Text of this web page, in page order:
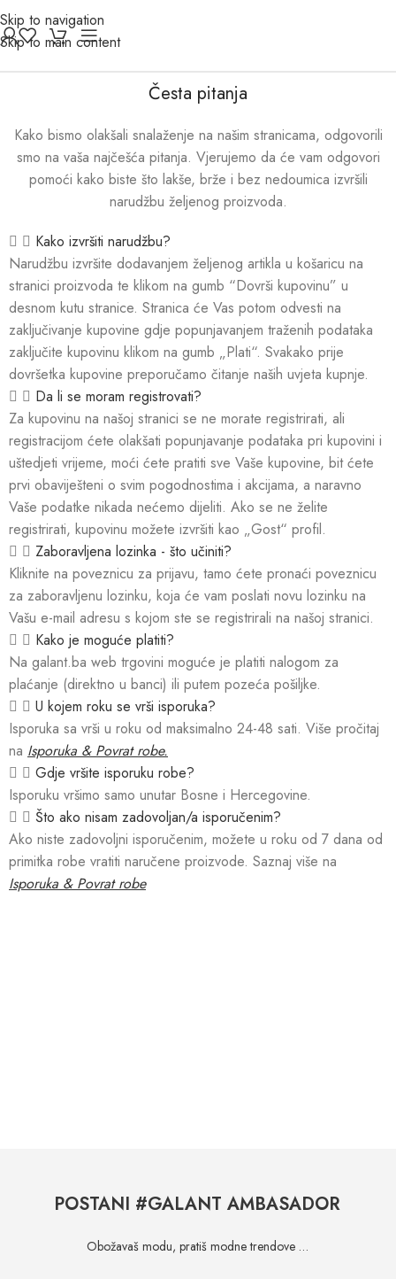
Skip to navigation
Skip to main content
Česta pitanja
Kako bismo olakšali snalaženje na našim stranicama, odgovorili
smo na vaša najčešća pitanja. Vjerujemo da će vam odgovori
pomoći kako biste što lakše, brže i bez nedoumica izvršili
narudžbu željenog proizvoda.
Kako izvršiti narudžbu?
Narudžbu izvršite dodavanjem željenog artikla u košaricu na
stranici proizvoda te klikom na gumb “Dovrši kupovinu” u
desnom kutu stranice. Stranica će Vas potom odvesti na
zaključivanje kupovine gdje popunjavanjem traženih podataka
zaključite kupovinu klikom na gumb „Plati“. Svakako prije
dovršetka kupovine preporučamo čitanje naših uvjeta kupnje.
Da li se moram registrovati?
Za kupovinu na našoj stranici se ne morate registrirati, ali
registracijom ćete olakšati popunjavanje podataka pri kupovini i
uštedjeti vrijeme, moći ćete pratiti sve Vaše kupovine, bit ćete
prvi obaviješteni o svim pogodnostima i akcijama, a naravno
Vaše podatke nikada nećemo dijeliti. Ako se ne želite
registrirati, kupovinu možete izvršiti kao „Gost“ profil.
Zaboravljena lozinka - što učiniti?
Kliknite na poveznicu za prijavu, tamo ćete pronaći poveznicu
za zaboravljenu lozinku, koja će vam poslati novu lozinku na
Vašu e-mail adresu s kojom ste se registrirali na našoj stranici.
Kako je moguće platiti?
Na galant.ba web trgovini moguće je platiti nalogom za
plaćanje (direktno u banci) ili putem pozeća pošiljke.
U kojem roku se vrši isporuka?
Isporuka sa vrši u roku od maksimalno 24-48 sati. Više pročitaj
na Isporuka & Povrat robe.
Gdje vršite isporuku robe?
Isporuku vršimo samo unutar Bosne i Hercegovine.
Što ako nisam zadovoljan/a isporučenim?
Ako niste zadovoljni isporučenim, možete u roku od 7 dana od
primitka robe vratiti naručene proizvode. Saznaj više na
Isporuka & Povrat robe
POSTANI #GALANT AMBASADOR
Obožavaš modu, pratiš modne trendove …